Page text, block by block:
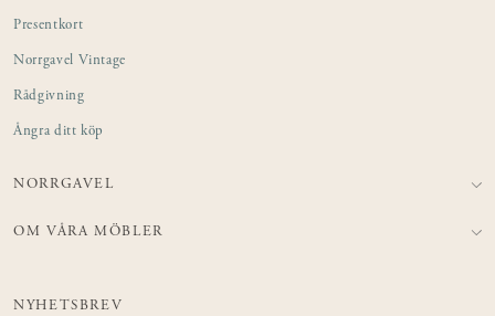
Presentkort
Norrgavel Vintage
Rådgivning
Ångra ditt köp
NORRGAVEL
OM VÅRA MÖBLER
NYHETSBREV